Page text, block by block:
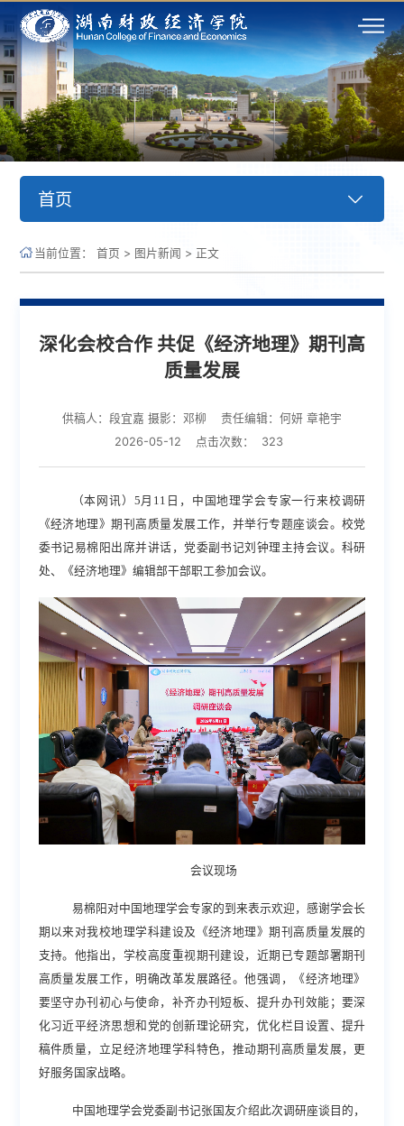
首页
当前位置：首页 > 图片新闻 > 正文
深化会校合作 共促《经济地理》期刊高
质量发展
供稿人：段宜嘉 摄影：邓柳
责任编辑：何妍 章艳宇
2026-05-12
点击次数： 323
（本网讯） 5月11日，中国地理学会专家一行来校调研
《经济地理》期刊高质量发展工作，并举行专题座谈会。校党
委书记易棉阳出席并讲话，党委副书记刘钟理主持会议。科研
处、《经济地理》编辑部干部职工参加会议。
会议现场
易棉阳对中国地理学会专家的到来表示欢迎，感谢学会长
期以来对我校地理学科建设及《经济地理》期刊高质量发展的
支持。他指出，学校高度重视期刊建设，近期已专题部署期刊
高质量发展工作，明确改革发展路径。他强调，《经济地理》
要坚守办刊初心与使命，补齐办刊短板、提升办刊效能；要深
化习近平经济思想和党的创新理论研究，优化栏目设置、提升
稿件质量，立足经济地理学科特色，推动期刊高质量发展，更
好服务国家战略。
中国地理学会党委副书记张国友介绍此次调研座谈目的 ，